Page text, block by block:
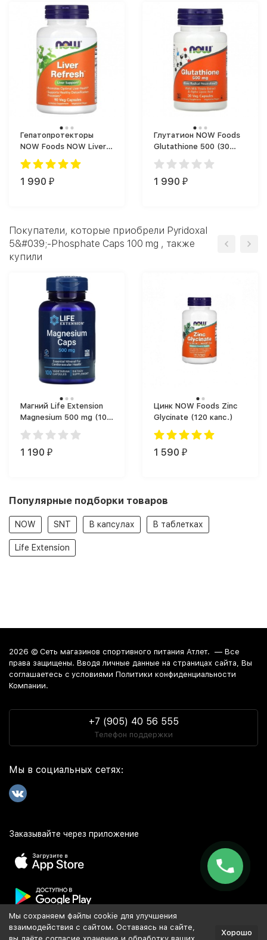
Гепатопротекторы
NOW Foods NOW Liver
Refresh 90 vcaps (90
капс.)
1 990 ₽
Глутатион NOW Foods
Glutathione 500 (30
капс.)
1 990 ₽
Покупатели, которые приобрели Pyridoxal
5&#039;-Phosphate Caps 100 mg , также
купили
Магний Life Extension
Magnesium 500 mg (100
капс.)
1 190 ₽
Цинк NOW Foods Zinc
Glycinate (120 капс.)
1 590 ₽
Популярные подборки товаров
NOW SNT В капсулах В таблетках
Life Extension
2026 © Сеть магазинов спортивного питания Атлет. — Все
права защищены. Вводя личные данные на страницах сайта, Вы
соглашаетесь c условиями Политики конфиденциальности
Компании.
+7 (905) 40 56 555
Телефон поддержки
Мы в социальных сетях:
Заказывайте через приложение
Популярное
Мы сохраняем файлы cookie для улучшения
взаимодействия с сайтом. Оставаясь на сайте,
Хорошо